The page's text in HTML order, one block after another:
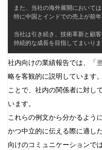
また、当社の海外展開において
特に中国とインドでの売上が前
当社は引き続き、技術革新と顧
持続的な成長を目指してまいりま
社内向けの業績報告では、「
略を客観的に説明しています
ことで、社内の関係者に対し
います。
これらの例文から分かるよう
かつ中立的に伝える際に適し
向けのコミュニケーションで